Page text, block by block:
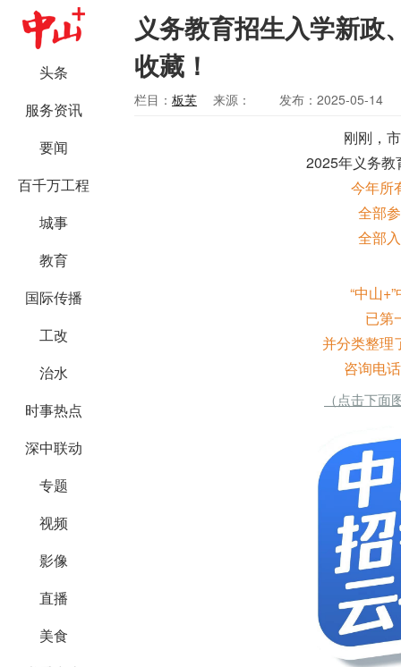
头条
服务资讯
要闻
百千万工程
城事
教育
国际传播
工改
治水
时事热点
深中联动
专题
视频
影像
直播
美食
义务教育招生入学新政
收藏！
栏目： 板芙 来源： 发布：2025-05-14
刚刚，
2025年义务教
今年所
全部
全部
“中山
已第
并分类整理
咨询电
（点击下